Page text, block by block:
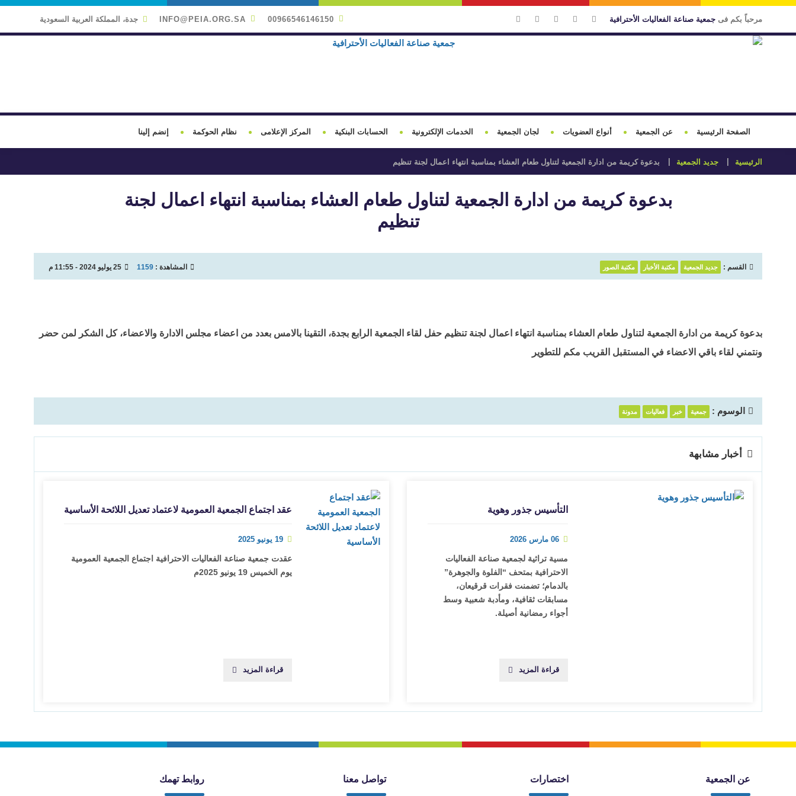
مرحباً بكم فى جمعية صناعة الفعاليات الأحترافية 00966546146150
INFO@PEIA.ORG.SA جدة، المملكة العربية السعودية
الصفحة الرئيسية عن الجمعية أنواع العضويات لجان الجمعية الخدمات الإلكترونية الحسابات البنكية المركز الإعلامى نظام الحوكمة إنضم إلينا
الرئيسية جديد الجمعية بدعوة كريمة من ادارة الجمعية لتناول طعام العشاء بمناسبة انتهاء اعمال لجنة تنظيم
بدعوة كريمة من ادارة الجمعية لتناول طعام العشاء بمناسبة انتهاء اعمال لجنة
تنظيم
القسم : جديد الجمعية مكتبة الأخبار مكتبة الصور المشاهدة : 1159 25 يوليو 2024 - 11:55 م
بدعوة كريمة من ادارة الجمعية لتناول طعام العشاء بمناسبة انتهاء اعمال لجنة تنظيم حفل لقاء الجمعية الرابع بجدة، التقينا بالامس بعدد من اعضاء مجلس الادارة والاعضاء، كل الشكر لمن حضر
ونتمني لقاء باقي الاعضاء في المستقبل القريب مكم للتطوير
الوسوم : جمعية خبر فعاليات مدونة
أخبار مشابهة
التأسيس جذور وهوية
06 مارس 2026
مسية تراثية لجمعية صناعة الفعاليات
الاحترافية بمتحف “الفلوة والجوهرة”
بالدمام؛ تضمنت فقرات قرقيعان،
مسابقات ثقافية، ومأدبة شعبية وسط
أجواء رمضانية أصيلة.
قراءة المزيد
عقد اجتماع الجمعية العمومية لاعتماد تعديل اللائحة الأساسية
19 يونيو 2025
عقدت جمعية صناعة الفعاليات الاحترافية اجتماع الجمعية العمومية
يوم الخميس 19 يونيو 2025م
قراءة المزيد
عن الجمعية اختصارات تواصل معنا روابط تهمك